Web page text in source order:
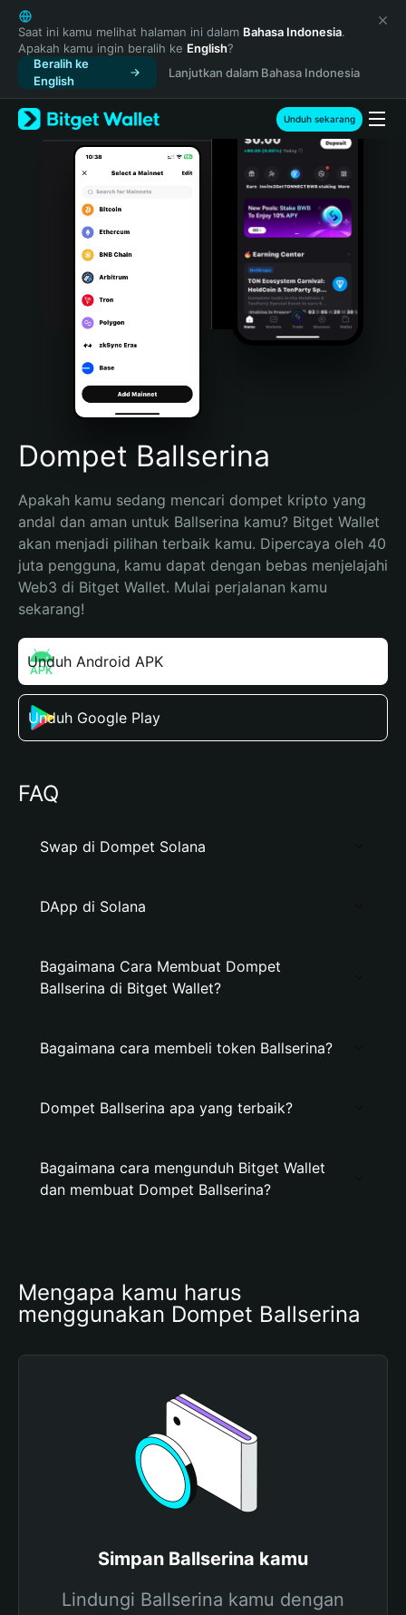
English
日本語
Tiếng Việt
Русский
Español (Latinoamérica)
Türkçe
Italiano
Português (Portugal)
Bahasa Indonesia
Português (Brasil)
Español (Argentina)
Saat ini kamu melihat halaman ini dalam Bahasa Indonesia.
Apakah kamu ingin beralih ke English?
Beralih ke
English
Lanjutkan dalam Bahasa Indonesia
Unduh sekarang
Dompet Ballserina
Apakah kamu sedang mencari dompet kripto yang
andal dan aman untuk Ballserina kamu? Bitget Wallet
akan menjadi pilihan terbaik kamu. Dipercaya oleh 40
juta pengguna, kamu dapat dengan bebas menjelajahi
Web3 di Bitget Wallet. Mulai perjalanan kamu
sekarang!
Unduh Android APK
Unduh Google Play
FAQ
Swap di Dompet Solana
DApp di Solana
Bagaimana Cara Membuat Dompet
Ballserina di Bitget Wallet?
Bagaimana cara membeli token Ballserina?
Dompet Ballserina apa yang terbaik?
Bagaimana cara mengunduh Bitget Wallet
dan membuat Dompet Ballserina?
Mengapa kamu harus
menggunakan Dompet Ballserina
Simpan Ballserina kamu
Lindungi Ballserina kamu dengan